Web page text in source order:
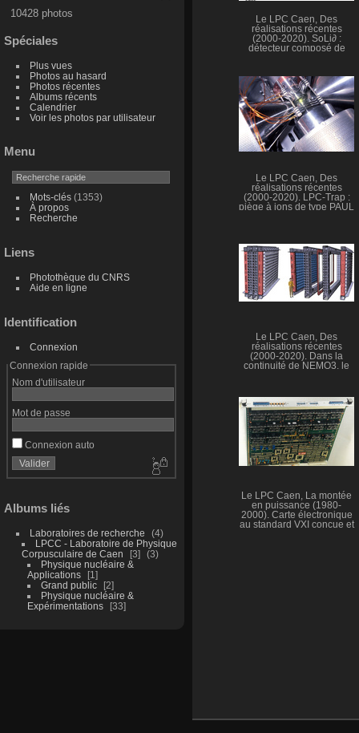
10428 photos
Spéciales
Plus vues
Photos au hasard
Photos récentes
Albums récents
Calendrier
Voir les photos par utilisateur
Menu
Mots-clés(1353)
À propos
Recherche
Liens
Photothèque du CNRS
Aide en ligne
Identification
Connexion
Connexion rapide
Nom d'utilisateur
Mot de passe
Connexion auto
Albums liés
Laboratoires de recherche
4
LPCC - Laboratoire de Physique
Corpusculaire de Caen
3
3
Physique nucléaire &
Applications
1
Grand public
2
Physique nucléaire &
Expérimentations
33
Le LPC Caen, Des
réalisations récentes
(2000-2020). SoLi∂ :
détecteur composé de
détecter les oscillations de
neutrinos à courte
distance auprès du
réacteur nucléaire BR2 à
Mol en Belgique.
Le LPC Caen, Des
réalisations récentes
(2000-2020). LPC-Trap :
piège à ions de type PAUL
sur la ligne basse énergie
LIRAT au GANIL.
Le LPC Caen, Des
réalisations récentes
(2000-2020). Dans la
continuité de NEMO3, le
temps de vie de la
désintégration double beta
sans neutrino (ββ0v) au
LSM à Modane.
Le LPC Caen, La montée
en puissance (1980-
2000). Carte électronique
au standard VXI conçue et